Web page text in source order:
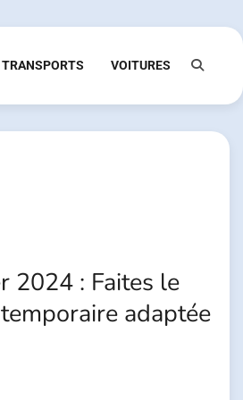
TRANSPORTS VOITURES
2024 : Faites le
adaptée